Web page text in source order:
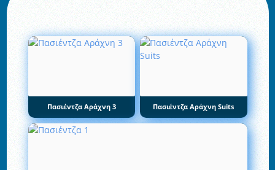
Πασιέντζα Αράχνη 3 Πασιέντζα Αράχνη Suits